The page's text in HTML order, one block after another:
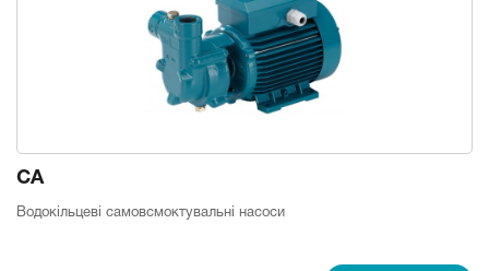
CA
Водокільцеві самовсмоктувальні насоси